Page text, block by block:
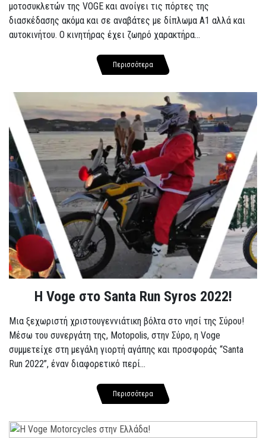
μοτοσυκλετών της VOGE και ανοίγει τις πόρτες της
διασκέδασης ακόμα και σε αναβάτες με δίπλωμα A1 αλλά και
αυτοκινήτου. Ο κινητήρας έχει ζωηρό χαρακτήρα...
Περισσότερα
Η Voge στο Santa Run Syros 2022!
Μια ξεχωριστή χριστουγεννιάτικη βόλτα στο νησί της Σύρου!
Μέσω του συνεργάτη της, Motopolis, στην Σύρο, η Voge
συμμετείχε στη μεγάλη γιορτή αγάπης και προσφοράς “Santa
Run 2022”, έναν διαφορετικό περί...
Περισσότερα